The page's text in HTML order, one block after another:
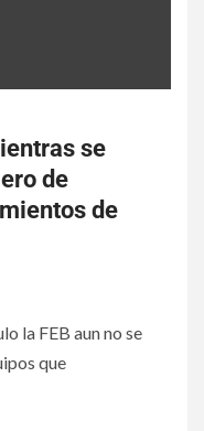
se
de
de
la FEB aun no se
que